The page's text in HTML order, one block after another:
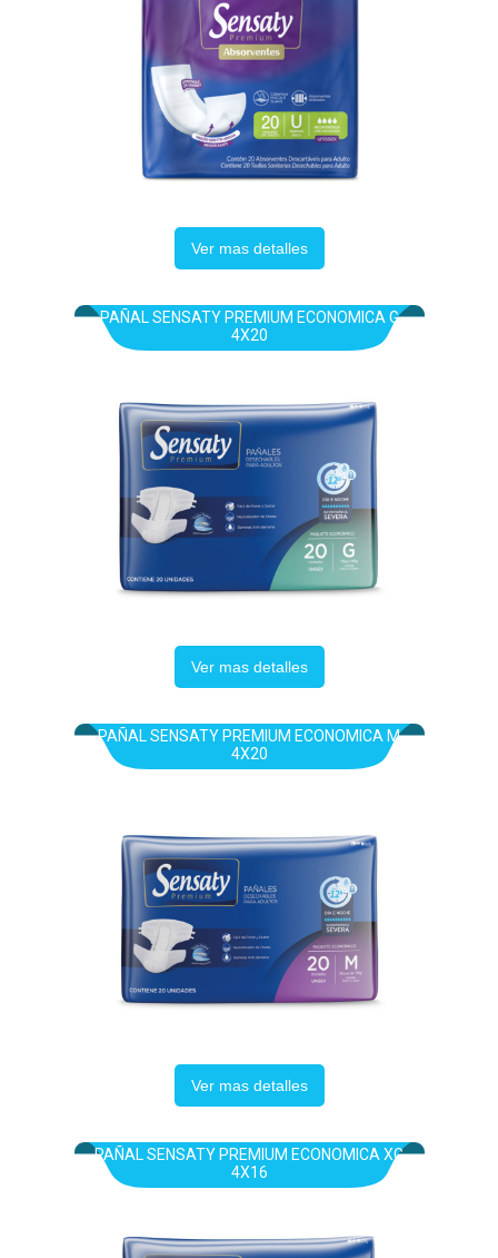
Ver mas detalles
PAÑAL SENSATY PREMIUM ECONOMICA G
4X20
Ver mas detalles
PAÑAL SENSATY PREMIUM ECONOMICA M
4X20
Ver mas detalles
PAÑAL SENSATY PREMIUM ECONOMICA XG
4X16